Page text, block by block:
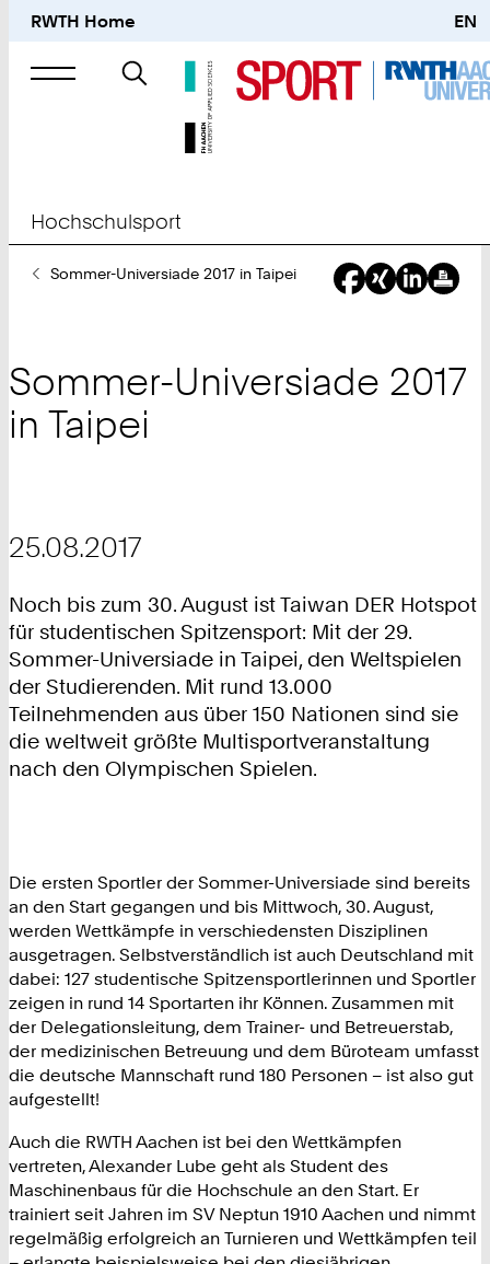
RWTH Home EN
Suche
nach
Hochschulsport
SieSommer-Universiade 2017 in Taipei
Sommer-Universiade 2017
in Taipei
25.08.2017
Noch bis zum 30. August ist Taiwan DER Hotspot
für studentischen Spitzensport: Mit der 29.
Sommer-Universiade in Taipei, den Weltspielen
der Studierenden. Mit rund 13.000
Teilnehmenden aus über 150 Nationen sind sie
die weltweit größte Multisportveranstaltung
nach den Olympischen Spielen.
Die ersten Sportler der Sommer-Universiade sind bereits
an den Start gegangen und bis Mittwoch, 30. August,
werden Wettkämpfe in verschiedensten Disziplinen
ausgetragen. Selbstverständlich ist auch Deutschland mit
dabei: 127 studentische Spitzensportlerinnen und Sportler
zeigen in rund 14 Sportarten ihr Können. Zusammen mit
der Delegationsleitung, dem Trainer- und Betreuerstab,
der medizinischen Betreuung und dem Büroteam umfasst
die deutsche Mannschaft rund 180 Personen – ist also gut
aufgestellt!
Auch die RWTH Aachen ist bei den Wettkämpfen
vertreten, Alexander Lube geht als Student des
Maschinenbaus für die Hochschule an den Start. Er
trainiert seit Jahren im SV Neptun 1910 Aachen und nimmt
regelmäßig erfolgreich an Turnieren und Wettkämpfen teil